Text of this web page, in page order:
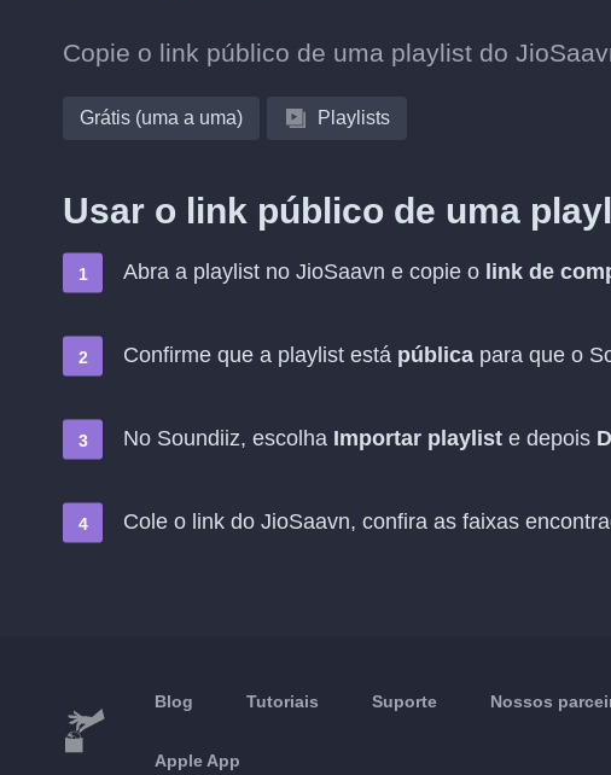
Copie o link público de uma playlist do
Grátis (uma a uma) Playlists
Usar o link público de uma
Abra a playlist no JioSaavn e copie o link de
Confirme que a playlist está pública para que o
No Soundiiz, escolha Importar playlist e depois
Cole o link do JioSaavn, confira as faixas
Blog Tutoriais Suporte Nossos
Apple App